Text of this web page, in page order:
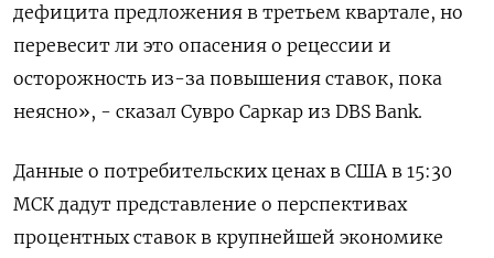
дефицита предложения в третьем квартале, но
перевесит ли это опасения о рецессии и
осторожность из-за повышения ставок, пока
неясно», - сказал Сувро Саркар из DBS Bank.
Данные о потребительских ценах в США в 15:30
МСК дадут представление о перспективах
процентных ставок в крупнейшей экономике